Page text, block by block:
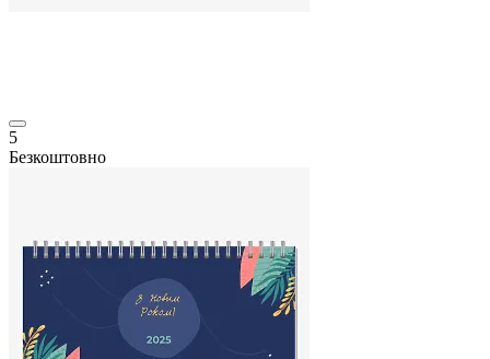
5
Безкоштовно